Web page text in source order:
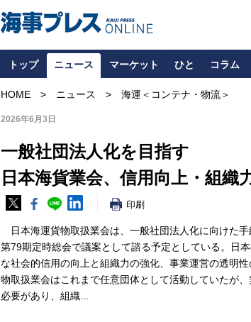
トップ ニュース マーケット ひと コラム
HOME ニュース 海運＜コンテナ・物流＞
2026年6月3日
一般社団法人化を目指す
日本海貨業会、信用向上・組織
印刷
日本海運貨物取扱業会は、一般社団法人化に向けた
第79期定時総会で議案として諮る予定としている。日
な社会的信用の向上と組織力の強化、事業運営の透
物取扱業会はこれまで任意団体として活動していたが
必要があり、組織...